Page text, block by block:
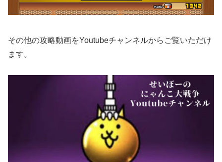
その他の攻略動画をYoutubeチャンネルからご覧いただけ
ます。